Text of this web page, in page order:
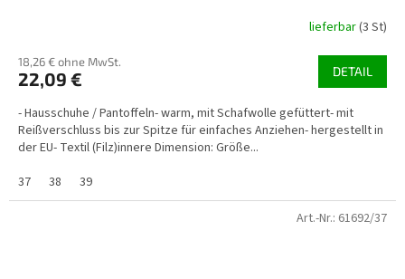
lieferbar(3 St)
18,26 € ohne MwSt.
22,09 € DETAIL
- Hausschuhe / Pantoffeln- warm, mit Schafwolle gefüttert- mit
Reißverschluss bis zur Spitze für einfaches Anziehen- hergestellt in
der EU- Textil (Filz)innere Dimension: Größe...
37
38 39
Art.-Nr.: 61692/37